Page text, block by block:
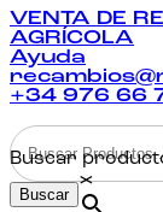
VENTA DE
AGRÍCOLA
Ayuda
+34 976 66
Buscar
Buscar
×